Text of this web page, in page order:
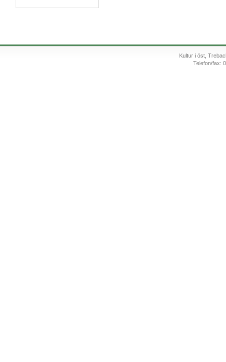
Kultur i öst,
Telefon/fax: